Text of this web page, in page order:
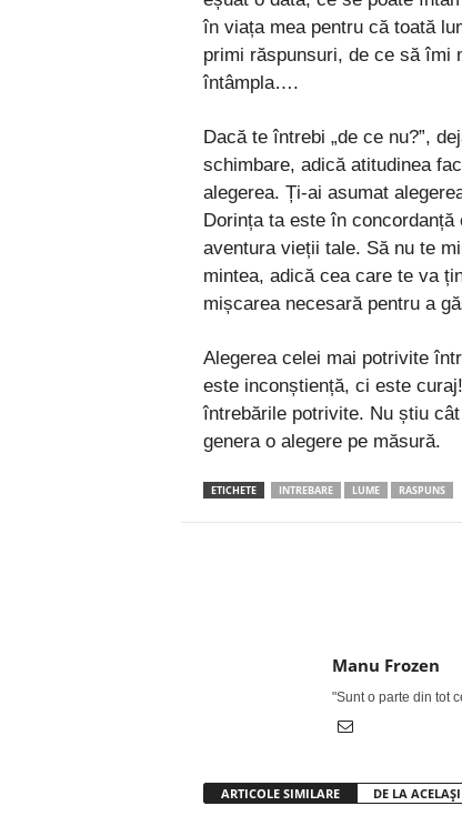
în viața mea pentru că toată
primi răspunsuri, de ce să îmi
întâmpla….
Dacă te întrebi „de ce nu?”,
schimbare, adică atitudinea
alegerea. Ți-ai asumat
Dorința ta este în
aventura vieții tale. Să nu te
mintea, adică cea care te va
mișcarea necesară pentru a
Alegerea celei mai potrivite
este inconștiență, ci este
întrebările potrivite. Nu știu
genera o alegere pe măsură.
ETICHETE INTREBARE LUME RASPUNS
Manu Frozen
"Sunt o parte din tot
ARTICOLE SIMILARE DE LA